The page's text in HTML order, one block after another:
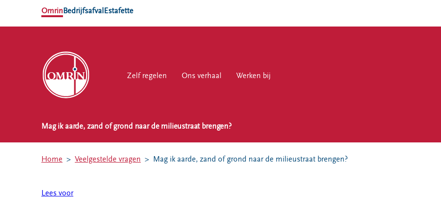
OmrinBedrijfsafval Estafette
Zelf regelen Ons verhaal Werken bij
Zelf regelen Ons verhaal Werken bij
EN
verhaal
bij
Mag ik aarde, zand of grond naar de milieustraat brengen?
Home Veelgestelde vragen Mag ik aarde, zand of grond naar de milieustraat brengen?
Lees voor